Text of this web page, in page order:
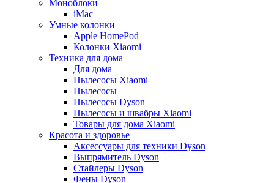
Моноблоки
iMac
Умные колонки
Apple HomePod
Колонки Xiaomi
Техника для дома
Для дома
Пылесосы Xiaomi
Пылесосы
Пылесосы Dyson
Пылесосы и швабры Xiaomi
Товары для дома Xiaomi
Красота и здоровье
Аксессуары для техники Dyson
Выпрямитель Dyson
Стайлеры Dyson
Фены Dyson